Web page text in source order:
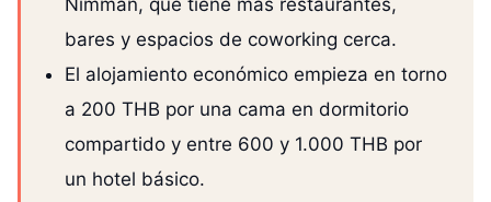
Nimman, que tiene más restaurantes,
bares y espacios de coworking cerca.
El alojamiento económico empieza en torno
a 200 THB por una cama en dormitorio
compartido y entre 600 y 1.000 THB por
un hotel básico.